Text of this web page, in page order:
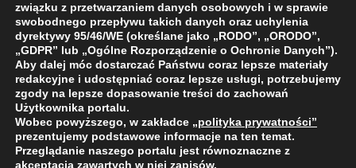
Facebook
X YouTube
2009 - 2026 © Wszelkie prawa zastrzeżone
O NAS
REDAKCJA POLITYKA PRYWATNOŚCI
związku z przetwarzaniem danych osobowych i w sprawie
swobodnego przepływu takich danych oraz uchylenia
dyrektywy 95/46/WE (określane jako „RODO”, „ORODO”,
„GDPR” lub „Ogólne Rozporządzenie o Ochronie Danych”).
Aby dalej móc dostarczać Państwu coraz lepsze materiały
redakcyjne i udostępniać coraz lepsze usługi, potrzebujemy
zgody na lepsze dopasowanie treści do zachowań
Użytkownika portalu.
Wobec powyższego, w zakładce „polityka prywatności”
prezentujemy podstawowe informacje na ten temat.
Przeglądanie naszego portalu jest równoznaczne z
akceptacją zawartych w niej zapisów.